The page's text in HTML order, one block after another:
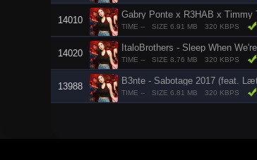
14010
Gabry Ponte x R3HAB x Timmy
TIME -- SIZE 6.91 MB 320 KBPS
14020
ItaloBrothers - Sleep When
TIME -- SIZE 8.76 MB 320 KBPS
13988
B3nte - Sabotage 2017 (feat.
TIME -- SIZE 6.81 MB 320 KBPS